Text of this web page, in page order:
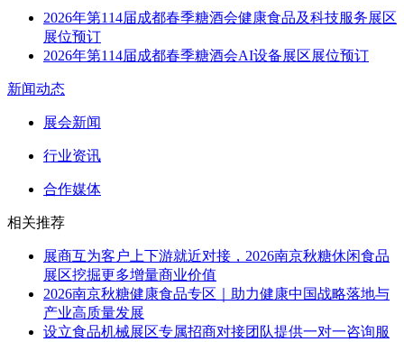
2026年第114届成都春季糖酒会健康食品及科技服务展区
展位预订
2026年第114届成都春季糖酒会AI设备展区展位预订
新闻动态
展会新闻
行业资讯
合作媒体
相关推荐
展商互为客户上下游就近对接，2026南京秋糖休闲食品
展区挖掘更多增量商业价值
2026南京秋糖健康食品专区｜助力健康中国战略落地与
产业高质量发展
设立食品机械展区专属招商对接团队提供一对一咨询服